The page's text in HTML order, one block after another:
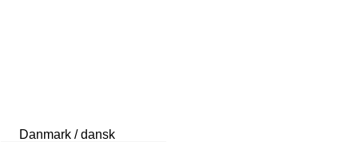
Danmark / dansk